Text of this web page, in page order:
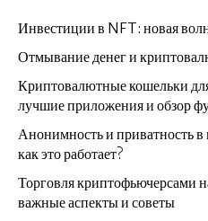
Инвестиции в NFT: новая
Отмывание денег и
Криптовалютные кошельки
лучшие приложения и обзор
Анонимность и приватность
как это работает?
Торговля криптофьючерсами
важные аспекты и советы